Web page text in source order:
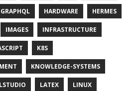
GRAPHQL HARDWARE HERMES
IMAGES INFRASTRUCTURE
K8S
KNOWLEDGE-SYSTEMS
LATEX LINUX